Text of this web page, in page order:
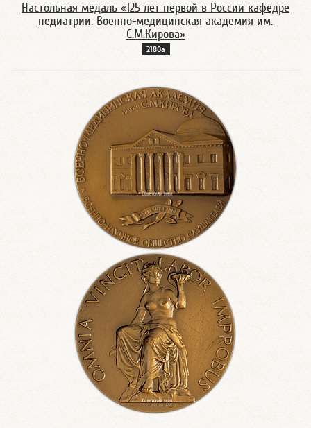
Настольная медаль «125 лет первой в России кафедре
педиатрии. Военно-медицинская академия им.
С.М.Кирова»
2180а